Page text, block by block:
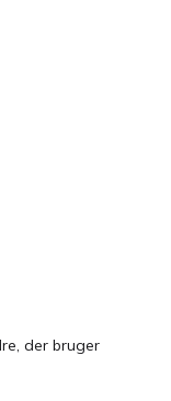
der bruger